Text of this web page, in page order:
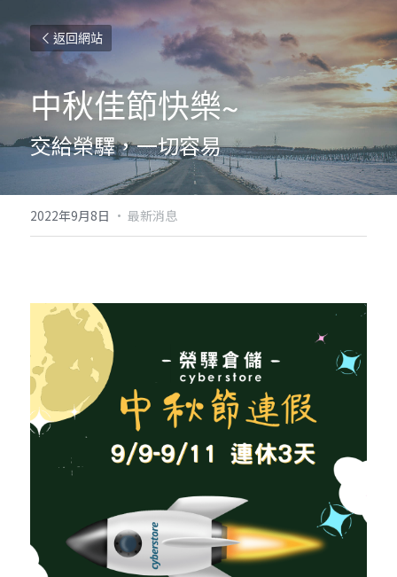
返回網站
中秋佳節快樂~
交給榮驛，一切容易
2022年9月8日 · 最新消息